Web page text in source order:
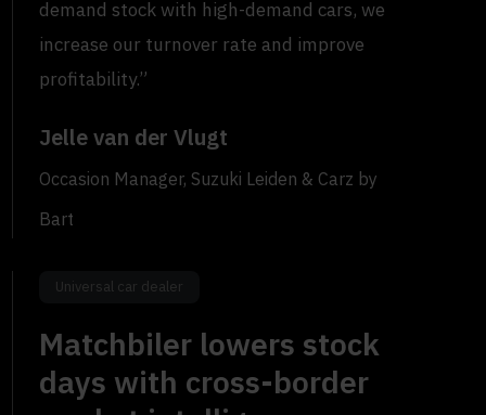
demand stock with high-demand cars, we
increase our turnover rate and improve
profitability.”
Jelle van der Vlugt
Occasion Manager, Suzuki Leiden & Carz by
Bart
Universal car dealer
Matchbiler lowers stock
days with cross-border